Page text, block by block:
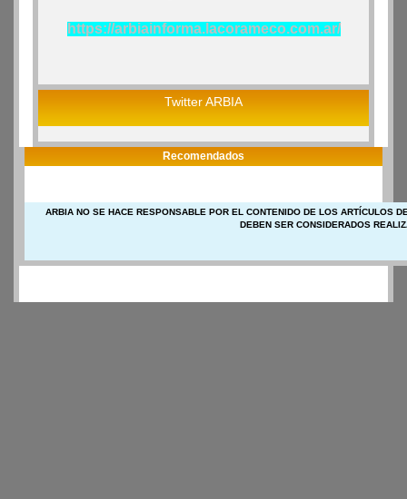
https://arbiainforma.lacorameco.com.ar/
Twitter ARBIA
Recomendados
ARBIA NO SE HACE RESPONSABLE POR EL CONTENIDO DE LOS ARTÍCULOS
DEBEN SER CONSIDERADOS